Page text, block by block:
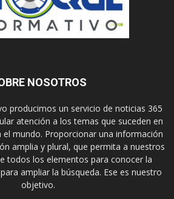
NOSOTROS
producimos un servicio de noticias 365
atención a los temas que suceden en
el mundo. Proporcionar una información
amplia y plural, que permita a nuestros
todos los elementos para conocer la
ampliar la búsqueda. Ese es nuestro
objetivo.